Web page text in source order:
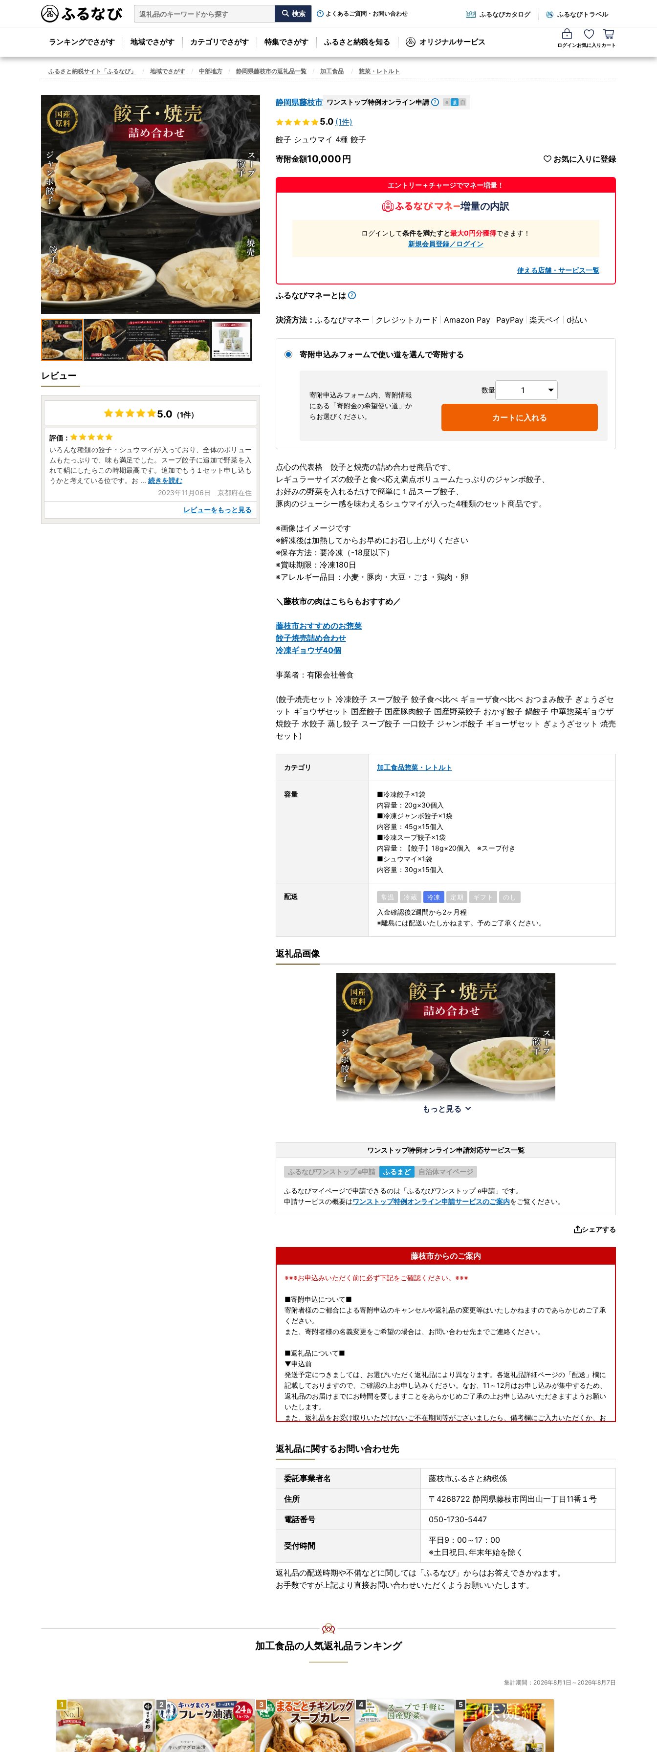
よくあるご質問・お問い合わせ ふるなびカタログ ふるなびトラベル
ランキングでさがす 地域でさがす カテゴリでさがす 特集でさがす ふるさと納税を知る オリジナルサービス ログインお気に入り カート
ふるさと納税サイト「ふるなび」 地域でさがす 中部地方 静岡県藤枝市の返礼品一覧 加工食品 惣菜・レトルト
静岡県藤枝市 ワンストップ特例オンライン申請 e ま 自
5.0 (1件)
餃子 シュウマイ 4種 餃子
寄附金額10,000 お気に入りに登録
エントリー＋チャージでマネー増量！
増量の内訳
ログインして条件を満たすと最大0円分獲得できます！
新規会員登録／ログイン
使える店舗・サービス一覧
ふるなびマネーとは
決済方法： ふるなびマネー クレジットカード Amazon Pay PayPay 楽天ペイ d払い
寄附申込みフォームで使い道を選んで寄附する
寄附申込みフォーム内、寄附情報
にある「寄附金の希望使い道」か
らお選びください。
数量
カートに入れる
点心の代表格 餃子と焼売の詰め合わせ商品です。
レギュラーサイズの餃子と食べ応え満点ボリュームたっぷりのジャンボ餃子、
お好みの野菜を入れるだけで簡単に１品スープ餃子、
豚肉のジューシー感を味わえるシュウマイが入った4種類のセット商品です。
※画像はイメージです
※解凍後は加熱してからお早めにお召し上がりください
※保存方法：要冷凍（-18度以下）
※賞味期限：冷凍180日
※アレルギー品目：小麦・豚肉・大豆・ごま・鶏肉・卵
＼藤枝市の肉はこちらもおすすめ／
藤枝市おすすめのお惣菜
餃子焼売詰め合わせ
冷凍ギョウザ40個
事業者：有限会社善食
(餃子焼売セット 冷凍餃子 スープ餃子 餃子食べ比べ ギョーザ食べ比べ おつまみ餃子 ぎょうざセ
ット ギョウザセット 国産餃子 国産豚肉餃子 国産野菜餃子 おかず餃子 鍋餃子 中華惣菜ギョウザ
焼餃子 水餃子 蒸し餃子 スープ餃子 一口餃子 ジャンボ餃子 ギョーザセット ぎょうざセット 焼売
セット)
カテゴリ 加工食品惣菜・レトルト
容量
■冷凍餃子×1袋
内容量：20g×30個入
■冷凍ジャンボ餃子×1袋
内容量：45g×15個入
■冷凍スープ餃子×1袋
内容量：【餃子】18g×20個入 ※スープ付き
■シュウマイ×1袋
内容量：30g×15個入
配送 常温 冷蔵 冷凍 定期 ギフト のし
入金確認後2週間から2ヶ月程
※離島には配送いたしかねます。予めご了承ください。
返礼品画像
もっと見る
ワンストップ特例オンライン申請対応サービス一覧
ふるなびワンストップ e申請 ふるまど 自治体マイページ
ふるなびマイページで申請できるのは「ふるなびワンストップ e申請」です。
申請サービスの概要はワンストップ特例オンライン申請サービスのご案内をご覧ください。
シェアする
藤枝市からのご案内
※※※お申込みいただく前に必ず下記をご確認ください。※※※
■寄附申込について■
寄附者様のご都合による寄附申込のキャンセルや返礼品の変更等はいたしかねますのであらかじめご了承
ください。
また、寄附者様の名義変更をご希望の場合は、お問い合わせ先までご連絡ください。
■返礼品について■
▼申込前
発送予定につきましては、お選びいただく返礼品により異なります。各返礼品詳細ページの「配送」欄に
記載しておりますので、ご確認の上お申し込みください。なお、11～12月はお申し込みが集中するため、
返礼品のお届けまでにお時間を要しますことをあらかじめご了承の上お申し込みいただきますようお願い
いたします。
また、返礼品をお受け取りいただけないご不在期間等がございましたら、備考欄にご入力いただくか、お
▼お届け後
返礼品のお受け取り後はすぐに中身や状態をご確認いただき、万が一不具合等がございましたら、大変お
手数ではございますがお問い合わせ先までご連絡いただきますようお願い申し上げます。なお、お受け取
ご了承ください。
■返礼品と関係書類の発送について■
藤枝市では、返礼品と受領証明書やワンストップ特例申請書などの関係書類は、別に発送しております。
お届け時期が前後する場合がございますがご了承ください。
■藤枝市では令和5年9月から■
「ふるさと納税総合窓口ふるまど 」のサービス利用を開始しました。
マイナンバーカードとスマートフォンがあればオンラインでのワンストップ特例申請が可能となります。
い。この機会にぜひご活用ください！
※オンライン申請をするためには、公的個人認証アプリ＜アイアム＞のダウンロードが必要です。
App Storeからダウンロード
返礼品に関するお問い合わせ先
委託事業者名 藤枝市ふるさと納税係
住所 〒4268722 静岡県藤枝市岡出山一丁目11番１号
電話番号 050-1730-5447
受付時間
平日9：00～17：00
※土日祝日､年末年始を除く
返礼品の配送時期や不備などに関しては「ふるなび」からはお答えできかねます。
お手数ですが上記より直接お問い合わせいただくようお願いいたします。
レビュー
5.0 （1件）
いろんな種類の餃子・シュウマイが入っており、全体のボリュー
ムもたっぷりで、味も満足でした。スープ餃子に追加で野菜を入
れて鍋にしたらこの時期最高です。追加でもう１セット申し込も
うかと考えている位です。お ... 続きを読む
2023年11月06日 京都府在住
レビューをもっと見る
加工食品の人気返礼品ランキング
集計期間：2026年8月1日～2026年8月7日